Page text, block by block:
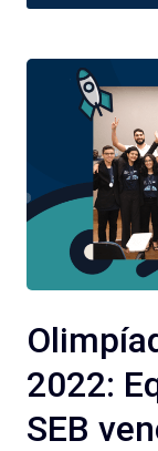
2022:
SEB